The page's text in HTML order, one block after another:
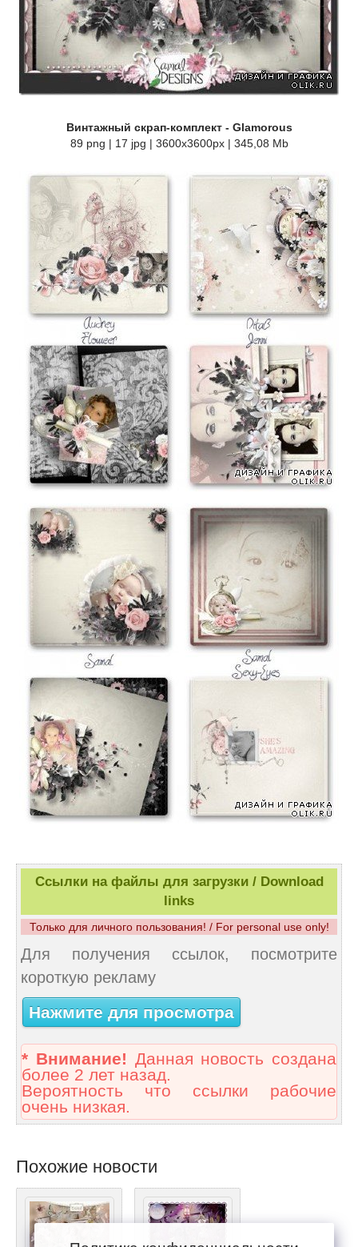
Винтажный скрап-комплект - Glamorous
89 png | 17 jpg | 3600x3600px | 345,08 Mb
Ссылки на файлы для загрузки / Download
links
Только для личного пользования! / For personal use only!
Для получения ссылок, посмотрите
короткую рекламу
Нажмите для просмотра
* Внимание! Данная новость создана
более 2 лет назад.
Вероятность что ссылки рабочие
очень низкая.
Похожие новости